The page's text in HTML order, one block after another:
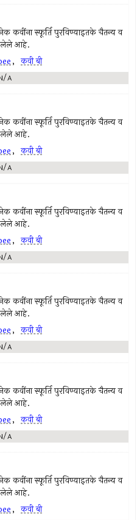
कवींना स्फूर्ति पुरविण्याइतके चैतन्य व
आहे.
, कवी बी
A
कवींना स्फूर्ति पुरविण्याइतके चैतन्य व
आहे.
, कवी बी
A
कवींना स्फूर्ति पुरविण्याइतके चैतन्य व
आहे.
, कवी बी
A
कवींना स्फूर्ति पुरविण्याइतके चैतन्य व
आहे.
, कवी बी
A
कवींना स्फूर्ति पुरविण्याइतके चैतन्य व
आहे.
, कवी बी
A
कवींना स्फूर्ति पुरविण्याइतके चैतन्य व
आहे.
, कवी बी